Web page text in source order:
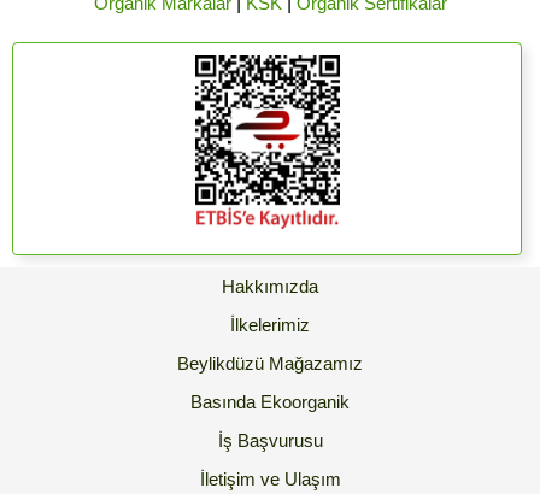
Hakkımızda
İlkelerimiz
Beylikdüzü Mağazamız
Basında Ekoorganik
İş Başvurusu
İletişim ve Ulaşım